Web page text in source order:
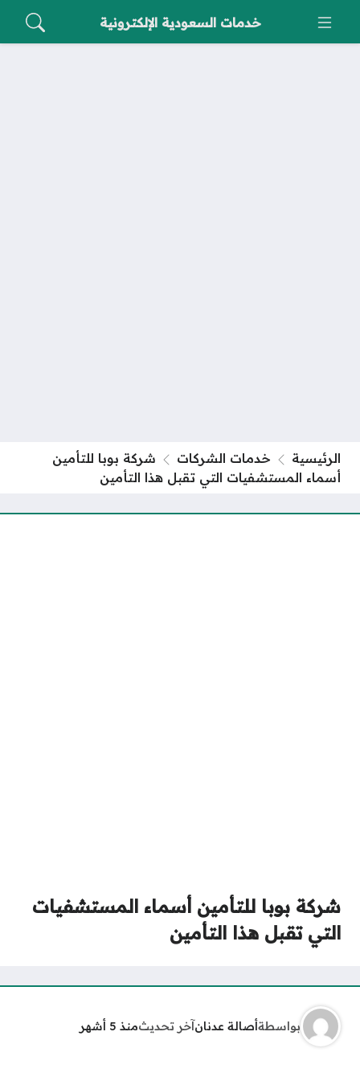
خدمات السعودية الإلكترونية
الرئيسية خدمات الشركات
شركة بوبا للتأمين
أسماء المستشفيات التي تقبل هذا التأمين
شركة بوبا للتأمين أسماء المستشفيات
التي تقبل هذا التأمين
بواسطةأصالة عدنانآخر تحديثمنذ 5 أشهر